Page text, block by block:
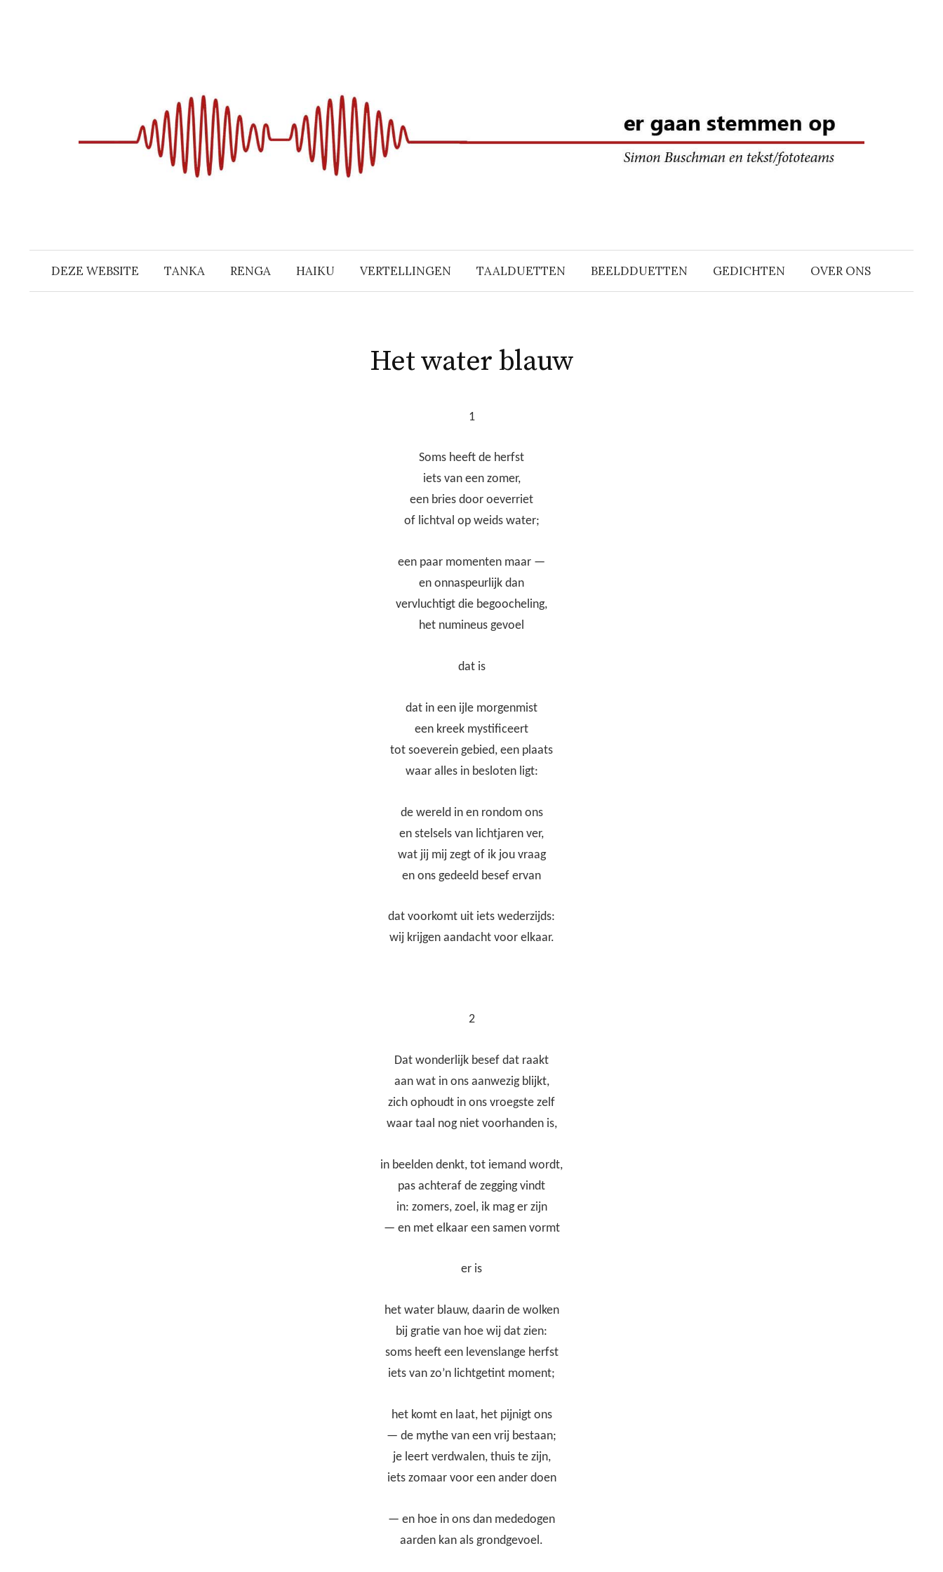
DEZE WEBSITE TANKA RENGA HAIKU VERTELLINGEN TAALDUETTEN BEELDDUETTEN GEDICHTEN OVER ONS
Het water blauw
1
Soms heeft de herfst
iets van een zomer,
een bries door oeverriet
of lichtval op weids water;
een paar momenten maar —
en onnaspeurlijk dan
vervluchtigt die begoocheling,
het numineus gevoel
dat is
dat in een ijle morgenmist
een kreek mystificeert
tot soeverein gebied, een plaats
waar alles in besloten ligt:
de wereld in en rondom ons
en stelsels van lichtjaren ver,
wat jij mij zegt of ik jou vraag
en ons gedeeld besef ervan
dat voorkomt uit iets wederzijds:
wij krijgen aandacht voor elkaar.
2
Dat wonderlijk besef dat raakt
aan wat in ons aanwezig blijkt,
zich ophoudt in ons vroegste zelf
waar taal nog niet voorhanden is,
in beelden denkt, tot iemand wordt,
pas achteraf de zegging vindt
in: zomers, zoel, ik mag er zijn
— en met elkaar een samen vormt
er is
het water blauw, daarin de wolken
bij gratie van hoe wij dat zien:
soms heeft een levenslange herfst
iets van zo’n lichtgetint moment;
het komt en laat, het pijnigt ons
— de mythe van een vrij bestaan;
je leert verdwalen, thuis te zijn,
iets zomaar voor een ander doen
— en hoe in ons dan mededogen
aarden kan als grondgevoel.